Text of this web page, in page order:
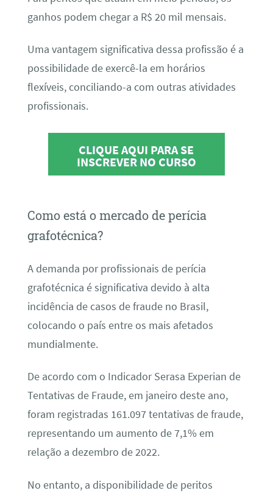
ganhos podem chegar a R$ 20 mil mensais.
Uma vantagem significativa dessa profissão é a
possibilidade de exercê-la em horários
flexíveis, conciliando-a com outras atividades
profissionais.
CLIQUE AQUI PARA SE
INSCREVER NO CURSO
Como está o mercado de perícia
grafotécnica?
A demanda por profissionais de perícia
grafotécnica é significativa devido à alta
incidência de casos de fraude no Brasil,
colocando o país entre os mais afetados
mundialmente.
De acordo com o Indicador Serasa Experian de
Tentativas de Fraude, em janeiro deste ano,
foram registradas 161.097 tentativas de fraude,
representando um aumento de 7,1% em
relação a dezembro de 2022.
No entanto, a disponibilidade de peritos